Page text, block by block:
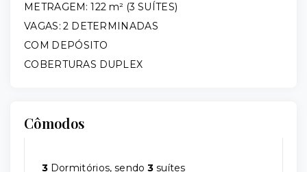
METRAGEM: 122 m² (3 SUÍTES)
VAGAS: 2 DETERMINADAS
COM DEPÓSITO
COBERTURAS DUPLEX
Cômodos
3 Dormitórios, sendo3 suítes